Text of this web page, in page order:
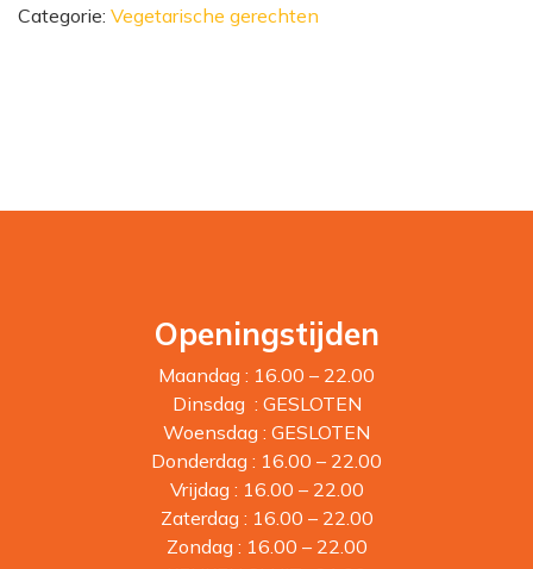
Categorie: Vegetarische gerechten
Openingstijden
Maandag : 16.00 – 22.00
Dinsdag : GESLOTEN
Woensdag : GESLOTEN
Donderdag : 16.00 – 22.00
Vrijdag : 16.00 – 22.00
Zaterdag : 16.00 – 22.00
Zondag : 16.00 – 22.00